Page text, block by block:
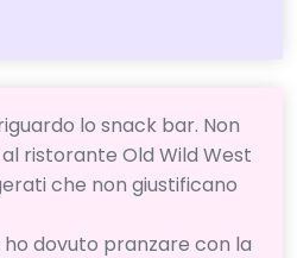
lo snack bar. Non
ristorante Old Wild West
che non giustificano
dovuto pranzare con la